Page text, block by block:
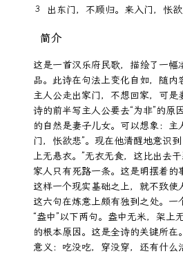
出东门，不顾归。来入门，怅欲
简介
这是一首汉乐府民歌，描绘了一
品。此诗在句法上变化自如，随内
主人公走出家门，不想回家，可是
诗的前半写主人公要去“为非”的原
的自然是妻子儿女。可以想象：
门，怅欲悲”。现在他清醒地意识
上无悬衣。”无衣无食，这比出去
家人只有死路一条。这是明摆着
这样一个现实基础之上，就不致使
这六句在炼意上颇有独到之处。
“盎中”以下两句。盎中无米，架
的根本原因。这是全诗的关键所在
意义：吃没吃，穿没穿，还有什么